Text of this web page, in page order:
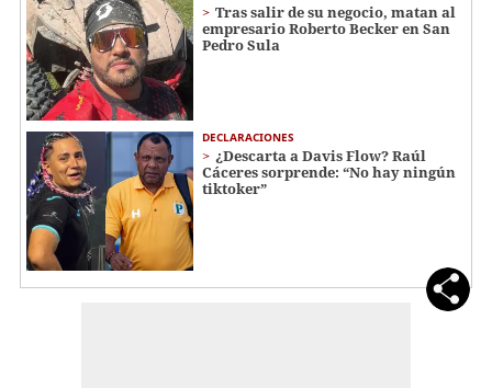
Tras salir de su negocio, matan al
empresario Roberto Becker en San
Pedro Sula
DECLARACIONES
¿Descarta a Davis Flow? Raúl
Cáceres sorprende: “No hay ningún
tiktoker”